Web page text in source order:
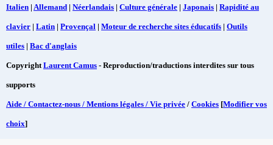
Italien | Allemand | Néerlandais | Culture générale | Japonais | Rapidité au
clavier | Latin | Provençal | Moteur de recherche sites éducatifs | Outils
utiles | Bac d'anglais
CopyrightLaurent Camus - Reproduction/traductions interdites sur tous
supports
Aide / Contactez-nous / Mentions légales / Vie privée / Cookies [Modifier vos
choix]